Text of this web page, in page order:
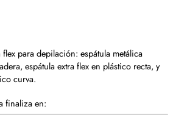
flex para depilación: espátula metálica
espátula extra flex en plástico recta, y
curva.
finaliza en: